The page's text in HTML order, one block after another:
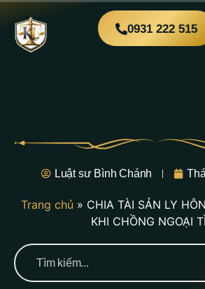
0931 222 515
Luật sư Bình Chánh
Trang chủ » CHIA TÀI SẢN LY
KHI CHỒNG NGOẠI